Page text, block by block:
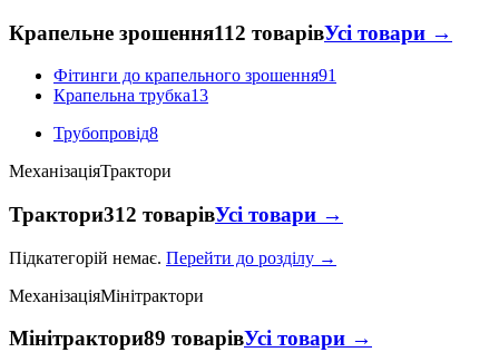
Крапельне зрошення112 товарівУсі товари →
Фітинги до крапельного зрошення91
Крапельна трубка13
Трубопровід8
МеханізаціяТрактори
Трактори312 товарівУсі товари →
Підкатегорій немає. Перейти до розділу →
МеханізаціяМінітрактори
Мінітрактори89 товарівУсі товари →